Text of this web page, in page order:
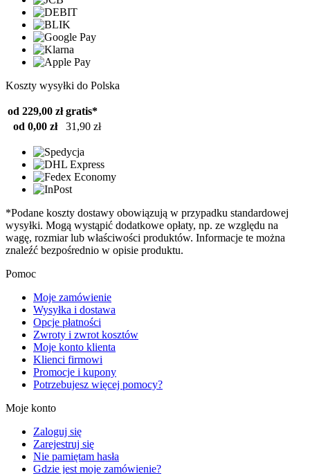
Koszty wysyłki do Polska
od 229,00 zł gratis*
od 0,00 zł
31,90 zł
*Podane koszty dostawy obowiązują w przypadku standardowej
wysyłki. Mogą wystąpić dodatkowe opłaty, np. ze względu na
wagę, rozmiar lub właściwości produktów. Informacje te można
znaleźć bezpośrednio w opisie produktu.
Pomoc
Moje zamówienie
Wysyłka i dostawa
Opcje płatności
Zwroty i zwrot kosztów
Moje konto klienta
Klienci firmowi
Promocje i kupony
Potrzebujesz więcej pomocy?
Moje konto
Zaloguj się
Zarejestruj się
Nie pamiętam hasła
Gdzie jest moje zamówienie?